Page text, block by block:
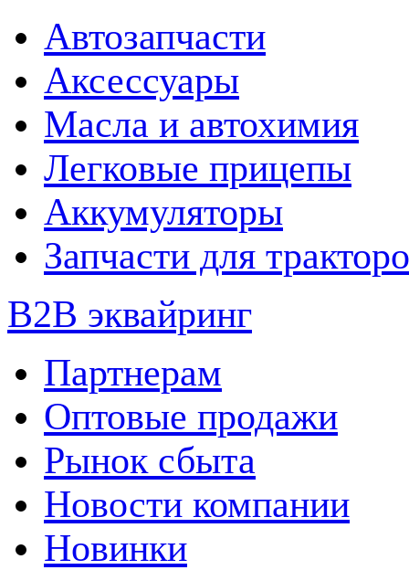
Автозапчасти
Аксессуары
Масла и автохимия
Легковые прицепы
Аккумуляторы
Запчасти для
B2B эквайринг
Партнерам
Оптовые продажи
Рынок сбыта
Новости компании
Новинки